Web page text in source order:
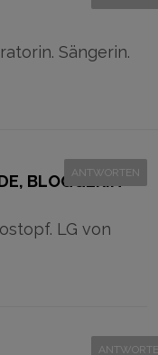
Sängerin.
BLOGGERIN
ANTWORTEN
LG von